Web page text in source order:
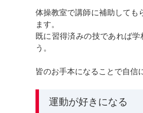
体操教室で講師に補助しても
ます。
既に習得済みの技であれば
う。
皆のお手本になることで自信
運動が好きになる